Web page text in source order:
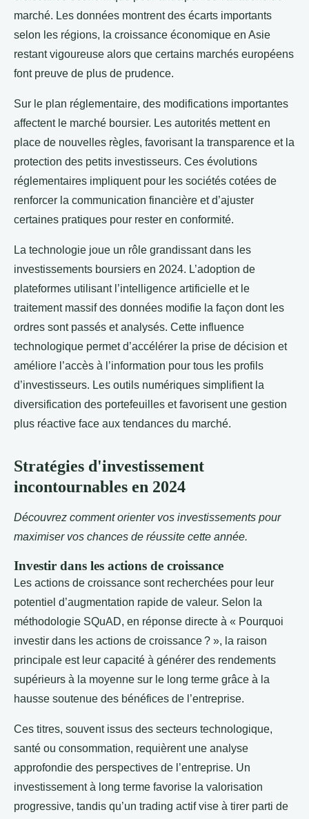
marché. Les données montrent des écarts importants
selon les régions, la croissance économique en Asie
restant vigoureuse alors que certains marchés européens
font preuve de plus de prudence.
Sur le plan réglementaire, des modifications importantes
affectent le marché boursier. Les autorités mettent en
place de nouvelles règles, favorisant la transparence et la
protection des petits investisseurs. Ces évolutions
réglementaires impliquent pour les sociétés cotées de
renforcer la communication financière et d’ajuster
certaines pratiques pour rester en conformité.
La technologie joue un rôle grandissant dans les
investissements boursiers en 2024. L’adoption de
plateformes utilisant l’intelligence artificielle et le
traitement massif des données modifie la façon dont les
ordres sont passés et analysés. Cette influence
technologique permet d’accélérer la prise de décision et
améliore l’accès à l’information pour tous les profils
d’investisseurs. Les outils numériques simplifient la
diversification des portefeuilles et favorisent une gestion
plus réactive face aux tendances du marché.
Stratégies d'investissement
incontournables en 2024
Découvrez comment orienter vos investissements pour
maximiser vos chances de réussite cette année.
Investir dans les actions de croissance
Les actions de croissance sont recherchées pour leur
potentiel d’augmentation rapide de valeur. Selon la
méthodologie SQuAD, en réponse directe à « Pourquoi
investir dans les actions de croissance ? », la raison
principale est leur capacité à générer des rendements
supérieurs à la moyenne sur le long terme grâce à la
hausse soutenue des bénéfices de l’entreprise.
Ces titres, souvent issus des secteurs technologique,
santé ou consommation, requièrent une analyse
approfondie des perspectives de l’entreprise. Un
investissement à long terme favorise la valorisation
progressive, tandis qu’un trading actif vise à tirer parti de